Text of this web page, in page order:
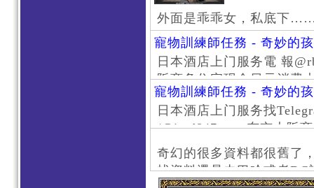
外面是乖乖女，私底下
寵物訓練師任務 - 奇妙的
日本酒店上门服务電 報
阪商务住宅现金日元消费
京风俗 #大阪风俗 #东京
上门服务新宿风俗 #梅田
#日本萝莉 #大阪萝莉 #日
寵物訓練師任務 - 奇妙的
日本酒店上门服务找
/@jptd847utpp 东京大阪
京旅游 #大阪旅游 #东京
东京上门服务 #大阪上门
心斋桥风俗 #日本女孩 #
奇幻的很多資料都很舊了
找資料還是去巴哈或者